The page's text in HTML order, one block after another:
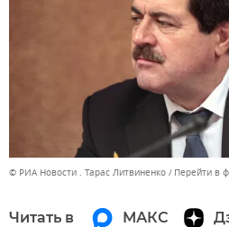
© РИА Новости . Тарас Литвиненко Перейти в
Читать в МАКС